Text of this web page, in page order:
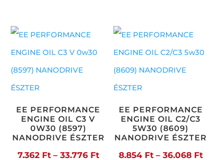
18.080 Ft
EE PERFORMANCE
ENGINE OIL C3 V
0W30 (8597)
NANODRIVE ÉSZTER
7.362 Ft – 33.776 FtÁrtartomány:
EE PERFORMANCE
ENGINE OIL C2/C3
5W30 (8609)
NANODRIVE ÉSZTER
8.854 Ft – 36.068 Ft